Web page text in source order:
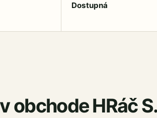
Dostupná
obchode HRáč